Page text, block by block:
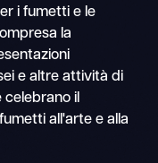
i fumetti e le
la
e altre attività di
celebrano il
all'arte e alla